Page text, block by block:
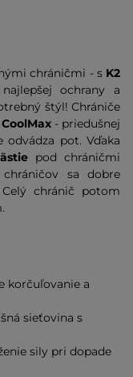
chráničmi - s K2
ochrany a
štýl! Chrániče
CoolMax - priedušnej
pot. Vďaka
pod chráničmi
sa dobre
chránič potom
korčuľovanie a
sieťovina s
sily pri dopade